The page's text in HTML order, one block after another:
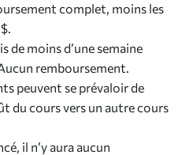
complet, moins les
de moins d’une semaine
remboursement.
peuvent se prévaloir de
du cours vers un autre cours
il n’y aura aucun